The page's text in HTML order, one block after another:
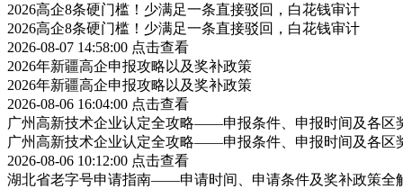
2026高企8条硬门槛！少满足一条直接驳回，白花钱审计
2026高企8条硬门槛！少满足一条直接驳回，白花钱审计
2026-08-07 14:58:00 点击查看
2026年新疆高企申报攻略以及奖补政策
2026年新疆高企申报攻略以及奖补政策
2026-08-06 16:04:00 点击查看
广州高新技术企业认定全攻略——申报条件、申报时间及各区
广州高新技术企业认定全攻略——申报条件、申报时间及各区
2026-08-06 10:12:00 点击查看
湖北省老字号申请指南——申请时间、申请条件及奖补政策全